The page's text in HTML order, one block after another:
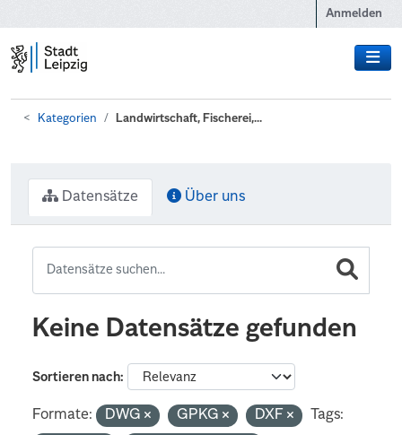
Anmelden
Kategorien Landwirtschaft, Fischerei,...
Datensätze Über uns
Keine Datensätze gefunden
Sortieren nach
Formate: DWG GPKG DXF
Tags: